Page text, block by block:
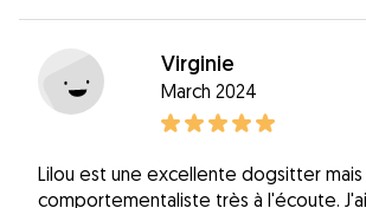
Virginie
March 2024
Lilou est une excellente dogsitter mais
comportementaliste très à l'écoute.